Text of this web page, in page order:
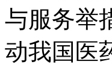
与服务举
动我国医